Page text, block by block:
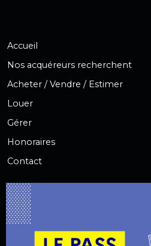
Accueil
Nos acquéreurs recherchent
Acheter / Vendre / Estimer
Louer
Gérer
Honoraires
Contact